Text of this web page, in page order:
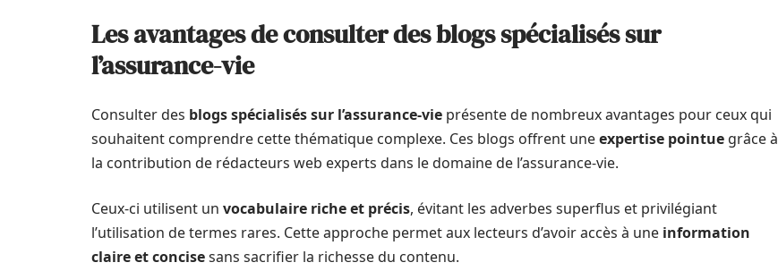
Les avantages de consulter des blogs spécialisés sur
l’assurance-vie
Consulter des blogs spécialisés sur l’assurance-vie présente de nombreux avantages pour ceux qui
souhaitent comprendre cette thématique complexe. Ces blogs offrent uneexpertise pointue grâce à
la contribution de rédacteurs web experts dans le domaine de l’assurance-vie.
Ceux-ci utilisent un vocabulaire riche et précis, évitant les adverbes superflus et privilégiant
l’utilisation de termes rares. Cette approche permet aux lecteurs d’avoir accès à une information
claire et concisesans sacrifier la richesse du contenu.